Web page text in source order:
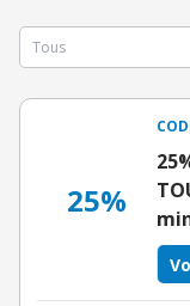
25%